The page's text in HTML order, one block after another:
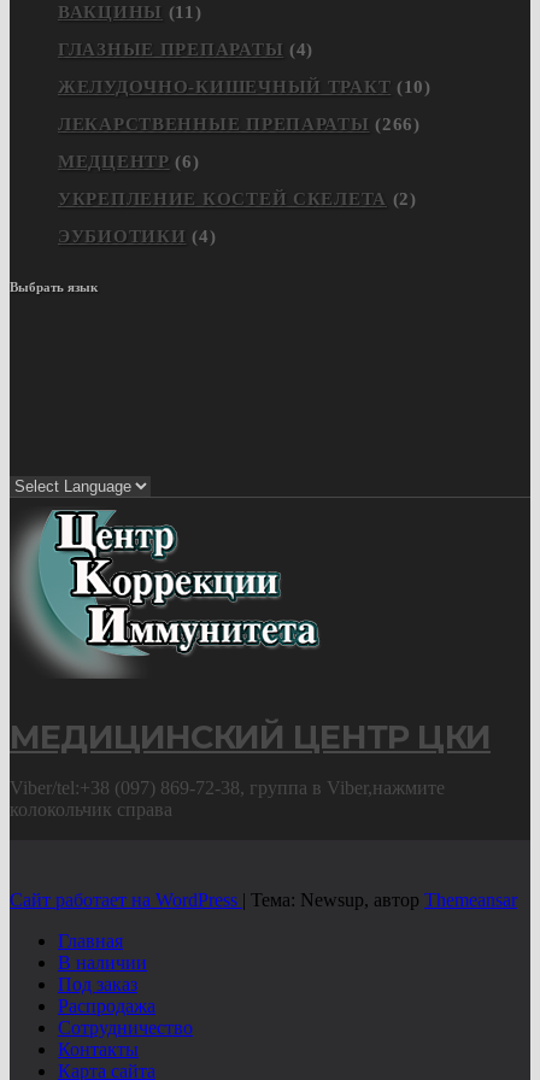
ВАКЦИНЫ (11)
ГЛАЗНЫЕ ПРЕПАРАТЫ (4)
ЖЕЛУДОЧНО-КИШЕЧНЫЙ ТРАКТ (10)
ЛЕКАРСТВЕННЫЕ ПРЕПАРАТЫ (266)
МЕДЦЕНТР (6)
УКРЕПЛЕНИЕ КОСТЕЙ СКЕЛЕТА (2)
ЭУБИОТИКИ (4)
Выбрать язык
МЕДИЦИНСКИЙ ЦЕНТР ЦКИ
Viber/tel:+38 (097) 869-72-38, группа в Viber,нажмите
колокольчик справа
Сайт работает на WordPress | Тема: Newsup, автор Themeansar
Главная
В наличии
Под заказ
Распродажа
Сотрудничество
Контакты
Карта сайта